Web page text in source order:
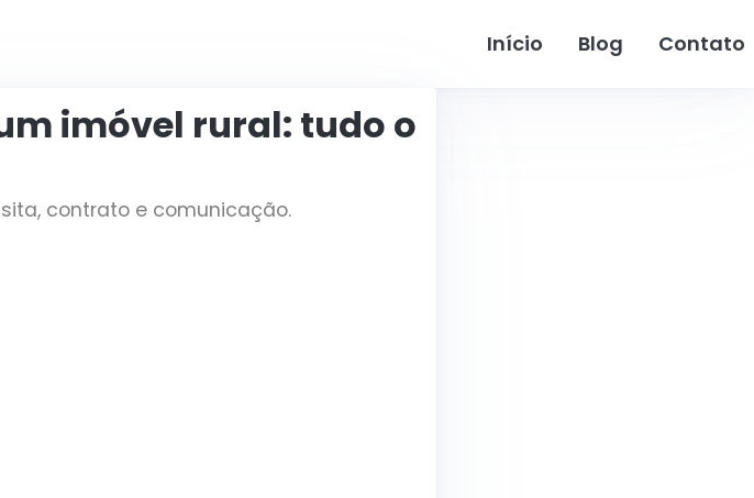
Início Blog Contato
imóvel rural: tudo o
contrato e comunicação.